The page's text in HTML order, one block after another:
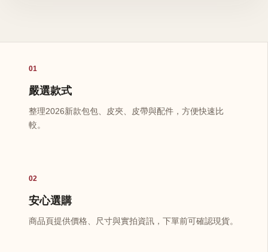
01
嚴選款式
整理2026新款包包、皮夾、皮帶與配件，方便快速比
較。
02
安心選購
商品頁提供價格、尺寸與實拍資訊，下單前可確認現貨。